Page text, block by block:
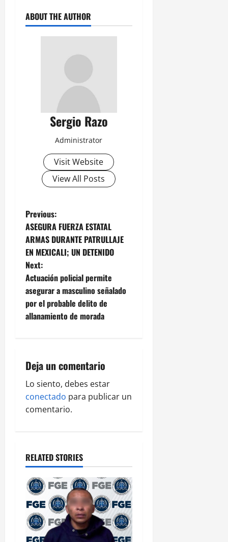
ABOUT THE AUTHOR
Sergio Razo
Administrator
Visit Website
View All Posts
P
o
s
t
n
a
i
g
a
i
o
n
Previous:
ASEGURA FUERZA ESTATAL
ARMAS DURANTE PATRULLAJE
EN MEXICALI; UN DETENIDO
Next:
Actuación policial permite
asegurar a masculino señalado
por el probable delito de
allanamiento de morada
Deja un comentario
Lo siento, debes estar
conectado para publicar un
comentario.
RELATED STORIES